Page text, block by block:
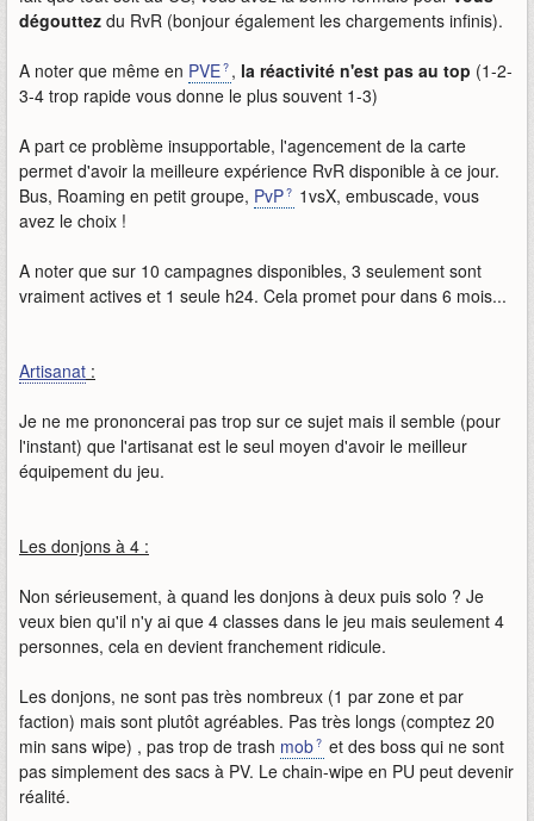
dégouttez du RvR (bonjour également les chargements infinis).
A noter que même en PVE , la réactivité n'est pas au top (1-2-
3-4 trop rapide vous donne le plus souvent 1-3)
A part ce problème insupportable, l'agencement de la carte
permet d'avoir la meilleure expérience RvR disponible à ce jour.
Bus, Roaming en petit groupe, PvP
1vsX, embuscade, vous
avez le choix !
A noter que sur 10 campagnes disponibles, 3 seulement sont
vraiment actives et 1 seule h24. Cela promet pour dans 6 mois...
Artisanat :
Je ne me prononcerai pas trop sur ce sujet mais il semble (pour
l'instant) que l'artisanat est le seul moyen d'avoir le meilleur
équipement du jeu.
Les donjons à 4 :
Non sérieusement, à quand les donjons à deux puis solo ? Je
veux bien qu'il n'y ai que 4 classes dans le jeu mais seulement 4
personnes, cela en devient franchement ridicule.
Les donjons, ne sont pas très nombreux (1 par zone et par
faction) mais sont plutôt agréables. Pas très longs (comptez 20
min sans wipe) , pas trop de trash mob
et des boss qui ne sont
pas simplement des sacs à PV. Le chain-wipe en PU peut devenir
réalité.